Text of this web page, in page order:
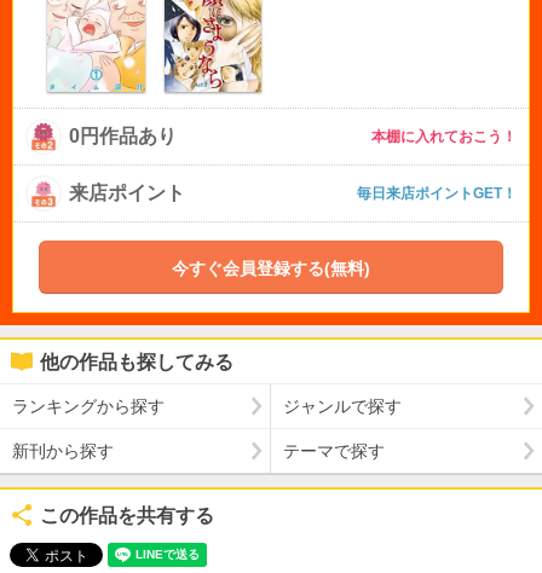
0円作品あり 本棚に入れておこう！
来店ポイント 毎日来店ポイントGET！
今すぐ会員登録する(無料)
他の作品も探してみる
ランキングから探す ジャンルで探す
新刊から探す テーマで探す
この作品を共有する